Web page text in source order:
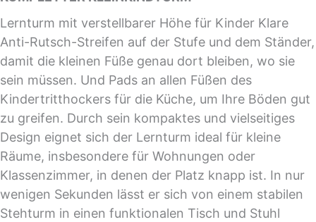
Lernturm mit verstellbarer Höhe für Kinder Klare
Anti-Rutsch-Streifen auf der Stufe und dem Ständer,
damit die kleinen Füße genau dort bleiben, wo sie
sein müssen. Und Pads an allen Füßen des
Kindertritthockers für die Küche, um Ihre Böden gut
zu greifen. Durch sein kompaktes und vielseitiges
Design eignet sich der Lernturm ideal für kleine
Räume, insbesondere für Wohnungen oder
Klassenzimmer, in denen der Platz knapp ist. In nur
wenigen Sekunden lässt er sich von einem stabilen
Stehturm in einen funktionalen Tisch und Stuhl